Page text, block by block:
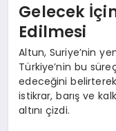
Gelecek
Edilmesi
Altun, Suriye’nin
Türkiye’nin bu
edeceğini
istikrar, barış ve
altını çizdi.